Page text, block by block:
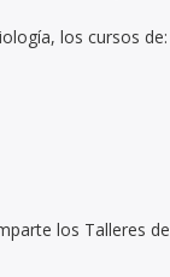
los cursos de:
los Talleres de